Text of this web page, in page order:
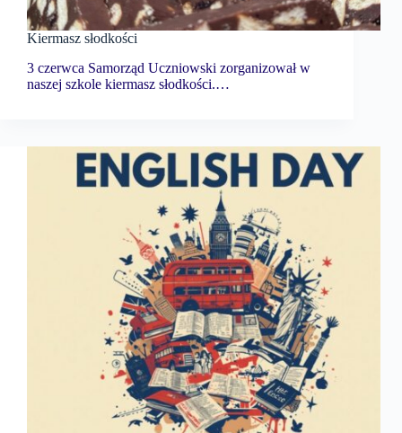
Kiermasz słodkości
3 czerwca Samorząd Uczniowski zorganizował w
naszej szkole kiermasz słodkości.…